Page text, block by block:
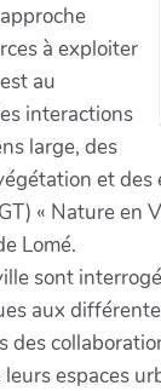
à exploiter
au
interactions
large, des
et
« Nature en
Lomé.
sont
aux
espaces